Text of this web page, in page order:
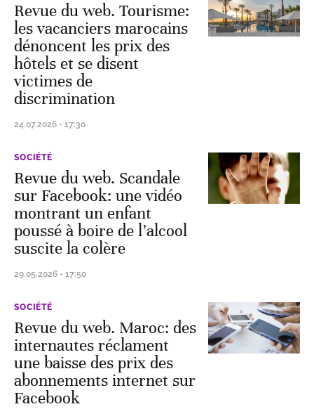
Revue du web. Tourisme:
les vacanciers marocains
dénoncent les prix des
hôtels et se disent
victimes de
discrimination
24.07.2026 - 17:30
SOCIÉTÉ
Revue du web. Scandale
sur Facebook: une vidéo
montrant un enfant
poussé à boire de l’alcool
suscite la colère
29.05.2026 - 17:50
SOCIÉTÉ
Revue du web. Maroc: des
internautes réclament
une baisse des prix des
abonnements internet sur
Facebook